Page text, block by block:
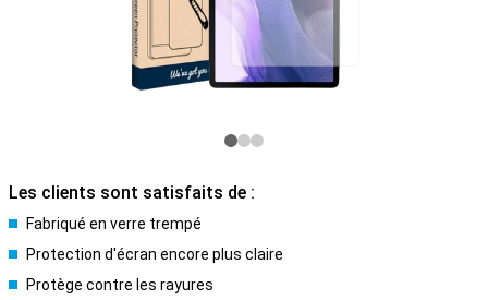
Les clients sont satisfaits de :
Fabriqué en verre trempé
Protection d'écran encore plus claire
Protège contre les rayures